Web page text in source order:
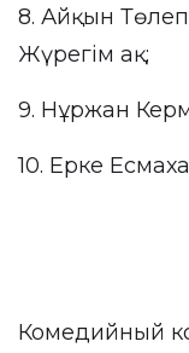
8. Айқын
Жүрегім ақ;
9. Нұржан
10. Ерке
Комедийный